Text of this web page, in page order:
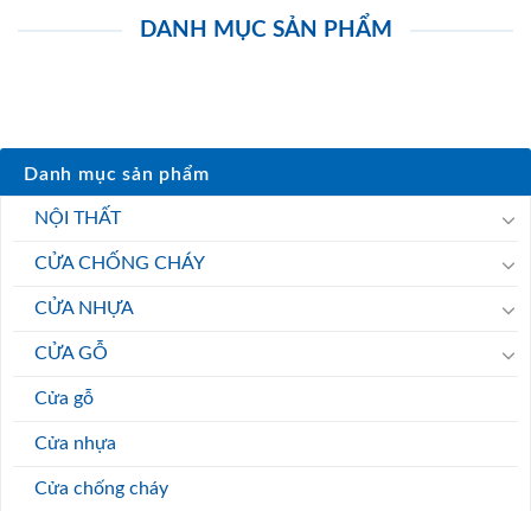
DANH MỤC SẢN PHẨM
Danh mục sản phẩm
NỘI THẤT
CỬA CHỐNG CHÁY
CỬA NHỰA
CỬA GỖ
Cửa gỗ
Cửa nhựa
Cửa chống cháy